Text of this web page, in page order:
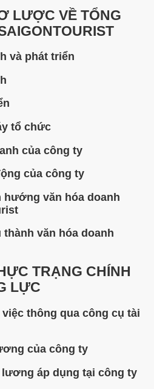
LƯỢC VỀ TỔNG
và phát triển
tổ chức
của công ty
của công ty
văn hóa doanh
văn hóa doanh
TRẠNG CHÍNH
LỰC
thông qua công cụ tài
của công ty
áp dụng tại công ty